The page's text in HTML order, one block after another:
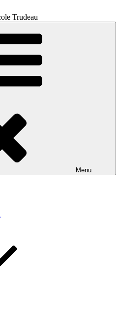
Menu